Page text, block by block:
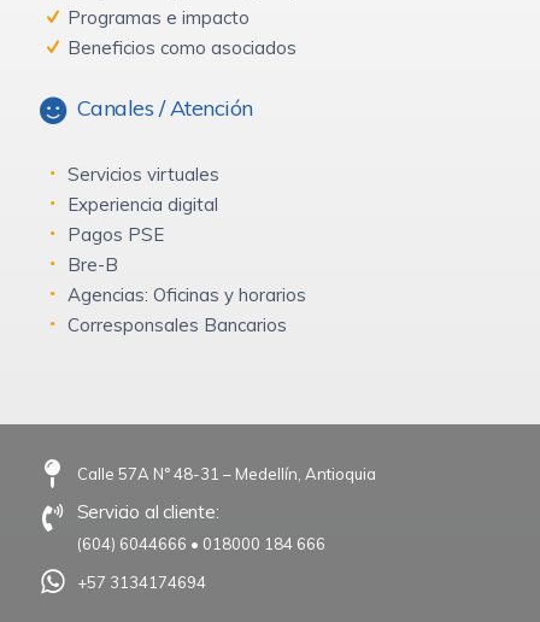
Programas e impacto
Beneficios como asociados
Canales / Atención
Servicios virtuales
Experiencia digital
Pagos PSE
Bre-B
Agencias: Oficinas y horarios
Corresponsales Bancarios
Calle 57A N° 48-31 – Medellín, Antioquia
Servicio al cliente:
(604) 6044666 • 018000 184 666
+57 3134174694